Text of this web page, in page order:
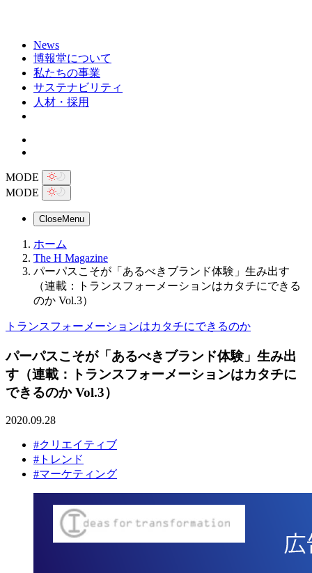
News
博報堂について
私たちの事業
サステナビリティ
人材・採用
MODE
MODE
CloseMenu
ホーム
The H Magazine
パーパスこそが「あるべきブランド体験」生み出す
（連載：トランスフォーメーションはカタチにできる
のか Vol.3）
トランスフォーメーションはカタチにできるのか
パーパスこそが「あるべきブランド体験」生み出
す（連載：トランスフォーメーションはカタチに
できるのか Vol.3）
2020.09.28
#クリエイティブ
#トレンド
#マーケティング